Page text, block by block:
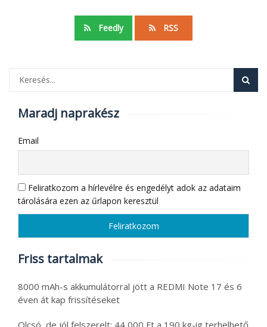
Feedly RSS
Maradj naprakész
Email
Feliratkozom a hírlevélre és engedélyt adok az adataim
tárolására ezen az űrlapon keresztül
Friss tartalmak
8000 mAh-s akkumulátorral jött a REDMI Note 17 és 6
éven át kap frissítéseket
Olcsó, de jól felszerelt: 44 000 Ft a 190 kg-ig terhelhető